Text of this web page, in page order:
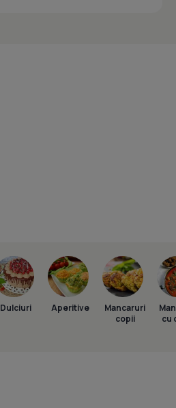
Dulciuri Aperitive
Mancaruri
copii
cu